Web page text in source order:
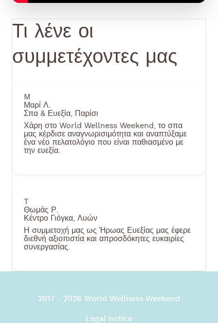
Τι λένε οι
συμμετέχοντες μας
M
Μαρί Λ.
Σπα & Ευεξία, Παρίσι
Χάρη στο World Wellness Weekend, το σπα
μας κέρδισε αναγνωρισιμότητα και αναπτύξαμε
ένα νέο πελατολόγιο που είναι παθιασμένο με
την ευεξία.
T
Θωμάς Ρ.
Κέντρο Γιόγκα, Λυών
Η συμμετοχή μας ως Ήρωας Ευεξίας μας έφερε
διεθνή αξιοπιστία και απροσδόκητες ευκαιρίες
συνεργασίας.
2017 - 2026 World Wellness Weekend
Legal notice